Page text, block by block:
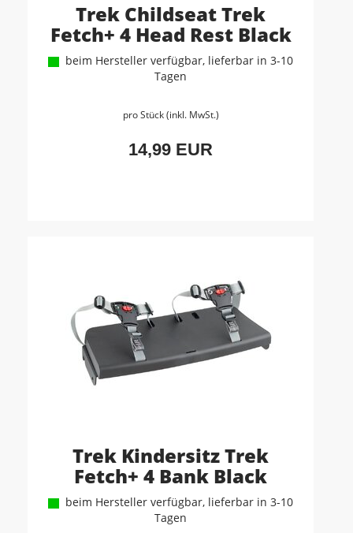
Trek Childseat Trek
Fetch+ 4 Head Rest Black
beim Hersteller verfügbar, lieferbar in 3-10
Tagen
pro Stück (inkl. MwSt.)
14,99 EUR
Trek Kindersitz Trek
Fetch+ 4 Bank Black
beim Hersteller verfügbar, lieferbar in 3-10
Tagen